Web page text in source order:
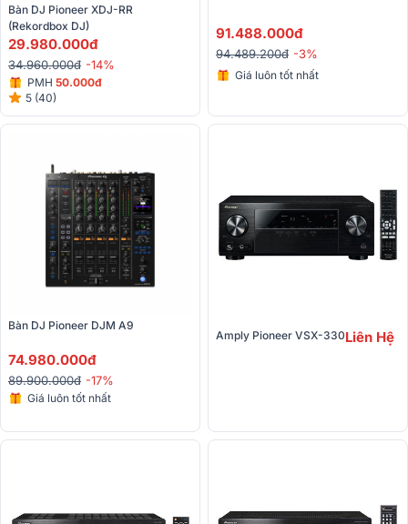
Bàn DJ Pioneer XDJ-RR
(Rekordbox DJ)
29.980.000đ
34.960.000đ -14%
PMH 50.000đ
5 (40)
91.488.000đ
94.489.200đ -3%
Giá luôn tốt nhất
74.980.000đ
89.900.000đ -17%
Giá luôn tốt nhất
Amply Pioneer VSX-330Liên Hệ